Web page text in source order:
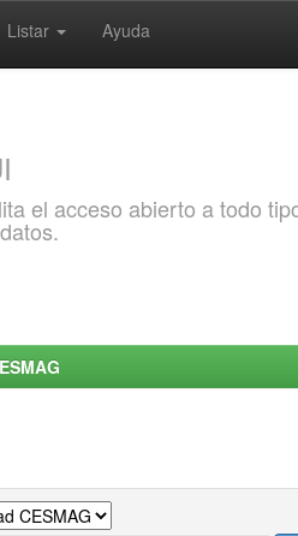
Listar Ayuda
el acceso abierto a todo